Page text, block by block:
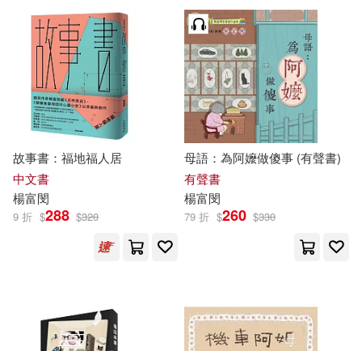
故事書：福地福人居
中文書
楊富閔
9 折 $288 $320
母語：為阿嬤做傻事 (有聲書)
有聲書
楊富閔
79 折 $260 $330